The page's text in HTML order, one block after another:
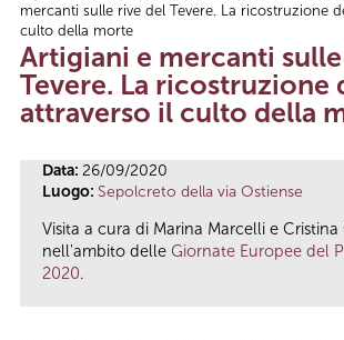
Tu sei qui
mercanti sulle rive del Tevere. La ricostruzione
culto della morte
Artigiani e mercanti
Tevere. La ricostruzione
attraverso il culto della
Data: 26/09/2020
Luogo: Sepolcreto della via Ostiense
Visita a cura di Marina Marcelli e Cristina
nell'ambito delle Giornate Europee del
2020.